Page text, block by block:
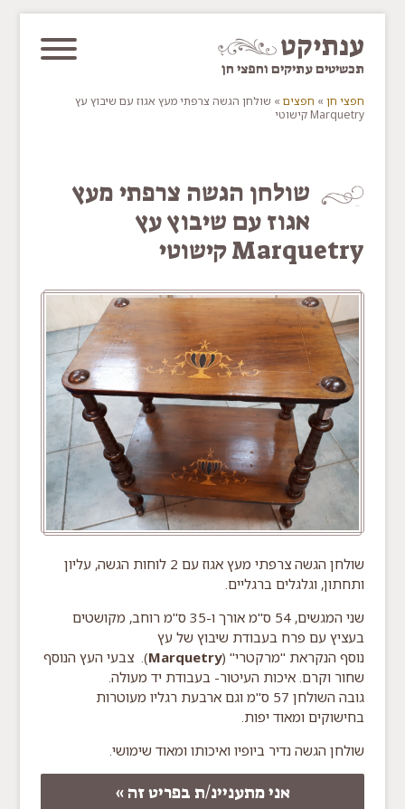
ענתיקט
תכשיטים עתיקים וחפצי חן
You are here
חפצי חן » חפצים » שולחן הגשה צרפתי מעץ אגוז עם שיבוץ עץ
Marquetry קישוטי
שולחן הגשה צרפתי מעץ
אגוז עם שיבוץ עץ
Marquetry קישוטי
שולחן הגשה צרפתי מעץ אגוז עם 2 לוחות הגשה, עליון
ותחתון, וגלגלים ברגליים.
שני המגשים, 54 ס"מ אורך ו-35 ס"מ רוחב, מקושטים
בעציץ עם פרח בעבודת שיבוץ של עץ
נוסף הנקראת "מרקטרי" (Marquetry). צבעי העץ הנוסף
שחור וקרם. איכות העיטור- בעבודת יד מעולה.
גובה השולחן 57 ס"מ וגם ארבעת רגליו מעוטרות
בחישוקים ומאוד יפות.
שולחן הגשה נדיר ביופיו ואיכותו ומאוד שימושי.
אני מתעניינ/ת בפריט זה »